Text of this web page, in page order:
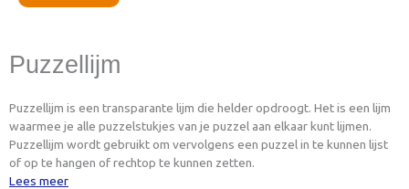
Puzzellijm
Puzzellijm is een transparante lijm die helder opdroogt. Het is een lijm
waarmee je alle puzzelstukjes van je puzzel aan elkaar kunt lijmen.
Puzzellijm wordt gebruikt om vervolgens een puzzel in te kunnen lijst
of op te hangen of rechtop te kunnen zetten.
Lees meer